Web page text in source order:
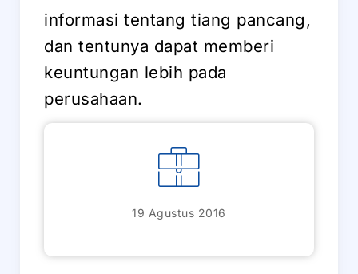
informasi tentang tiang pancang,
dan tentunya dapat memberi
keuntungan lebih pada
perusahaan.
19 Agustus 2016